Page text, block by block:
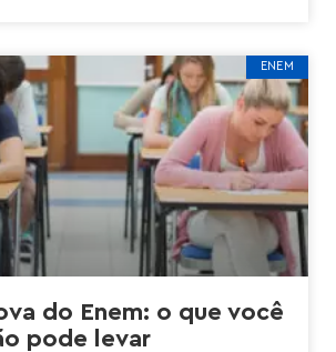
ENEM
do Enem: o que você
pode levar